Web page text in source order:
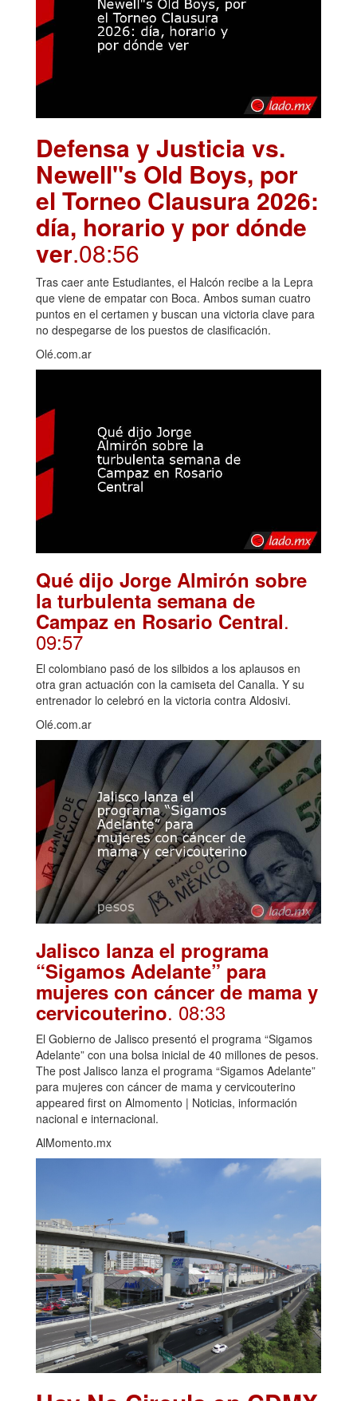
Defensa y Justicia vs.
Newell"s Old Boys, por
el Torneo Clausura 2026:
día, horario y por dónde
ver.08:56
Tras caer ante Estudiantes, el Halcón recibe a la Lepra
que viene de empatar con Boca. Ambos suman cuatro
puntos en el certamen y buscan una victoria clave para
no despegarse de los puestos de clasificación.
Olé.com.ar
Qué dijo Jorge Almirón sobre
la turbulenta semana de
Campaz en Rosario Central.
09:57
El colombiano pasó de los silbidos a los aplausos en
otra gran actuación con la camiseta del Canalla. Y su
entrenador lo celebró en la victoria contra Aldosivi.
Olé.com.ar
Jalisco lanza el programa
“Sigamos Adelante” para
mujeres con cáncer de mama y
cervicouterino. 08:33
El Gobierno de Jalisco presentó el programa “Sigamos
Adelante” con una bolsa inicial de 40 millones de pesos.
The post Jalisco lanza el programa “Sigamos Adelante”
para mujeres con cáncer de mama y cervicouterino
appeared first on Almomento | Noticias, información
nacional e internacional.
AlMomento.mx